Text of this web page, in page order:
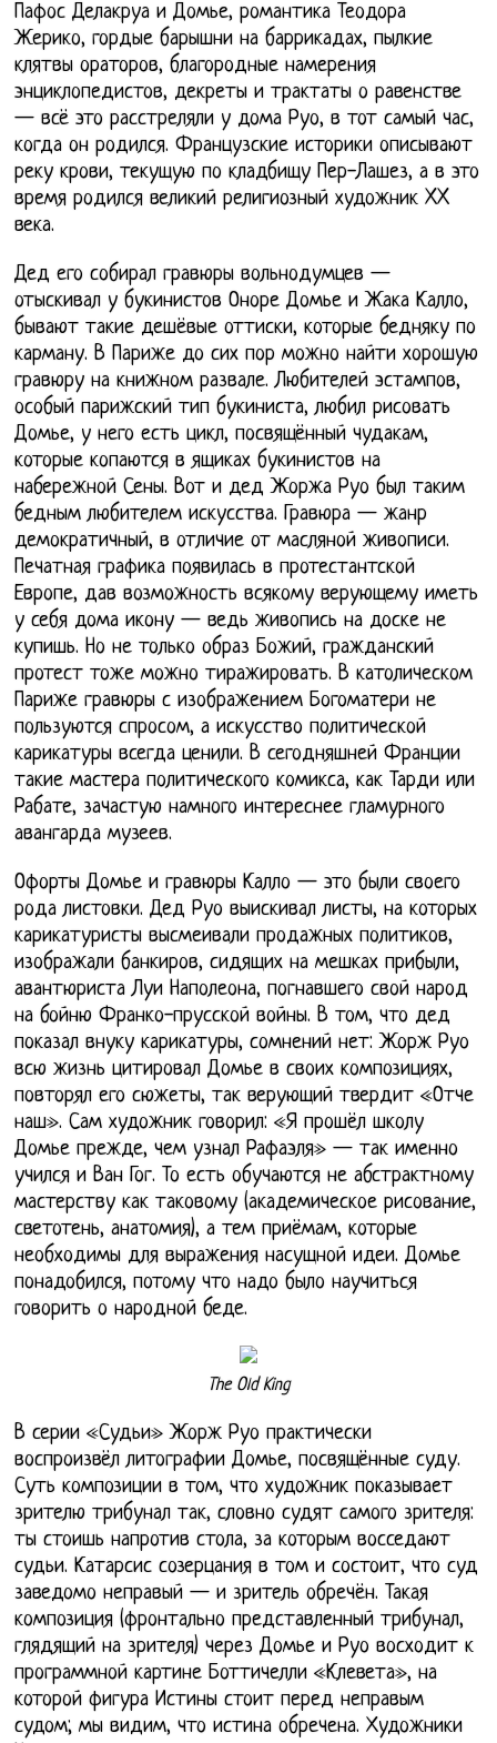
Пафос Делакруа и Домье, романтика Теодора
Жерико, гордые барышни на баррикадах, пылкие
клятвы ораторов, благородные намерения
энциклопедистов, декреты и трактаты о равенстве
— всё это расстреляли у дома Руо, в тот самый час,
когда он родился. Французские историки описывают
реку крови, текущую по кладбищу Пер-Лашез, а в это
время родился великий религиозный художник XX
века.
Дед его собирал гравюры вольнодумцев —
отыскивал у букинистов Оноре Домье и Жака Калло,
бывают такие дешёвые оттиски, которые бедняку по
карману. В Париже до сих пор можно найти хорошую
гравюру на книжном развале. Любителей эстампов,
особый парижский тип букиниста, любил рисовать
Домье, у него есть цикл, посвящённый чудакам,
которые копаются в ящиках букинистов на
набережной Сены. Вот и дед Жоржа Руо был таким
бедным любителем искусства. Гравюра — жанр
демократичный, в отличие от масляной живописи.
Печатная графика появилась в протестантской
Европе, дав возможность всякому верующему иметь
у себя дома икону — ведь живопись на доске не
купишь. Но не только образ Божий, гражданский
протест тоже можно тиражировать. В католическом
Париже гравюры с изображением Богоматери не
пользуются спросом, а искусство политической
карикатуры всегда ценили. В сегодняшней Франции
такие мастера политического комикса, как Тарди или
Рабате, зачастую намного интереснее гламурного
авангарда музеев.
Офорты Домье и гравюры Калло — это были своего
рода листовки. Дед Руо выискивал листы, на которых
карикатуристы высмеивали продажных политиков,
изображали банкиров, сидящих на мешках прибыли,
авантюриста Луи Наполеона, погнавшего свой народ
на бойню Франко-прусской войны. В том, что дед
показал внуку карикатуры, сомнений нет: Жорж Руо
всю жизнь цитировал Домье в своих композициях,
повторял его сюжеты, так верующий твердит «Отче
наш». Сам художник говорил: «Я прошёл школу
Домье прежде, чем узнал Рафаэля» — так именно
учился и Ван Гог. То есть обучаются не абстрактному
мастерству как таковому (академическое рисование,
светотень, анатомия), а тем приёмам, которые
необходимы для выражения насущной идеи. Домье
понадобился, потому что надо было научиться
говорить о народной беде.
The Old King
В серии «Судьи» Жорж Руо практически
воспроизвёл литографии Домье, посвящённые суду.
Суть композиции в том, что художник показывает
зрителю трибунал так, словно судят самого зрителя:
ты стоишь напротив стола, за которым восседают
судьи. Катарсис созерцания в том и состоит, что суд
заведомо неправый — и зритель обречён. Такая
композиция (фронтально представленный трибунал,
глядящий на зрителя) через Домье и Руо восходит к
программной картине Боттичелли «Клевета», на
которой фигура Истины стоит перед неправым
судом; мы видим, что истина обречена. Художники